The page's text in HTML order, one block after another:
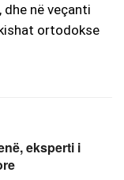
në veçanti
ortodokse
eksperti i